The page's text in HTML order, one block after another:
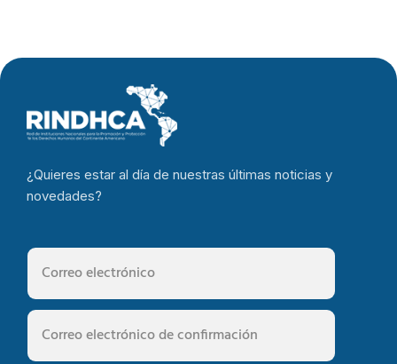
¿Quieres estar al día de nuestras últimas noticias y
novedades?